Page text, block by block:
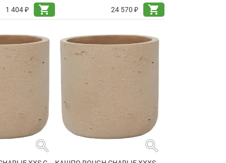
1 404 ₽
shopping_cart
24 570 ₽
shopping_cart
search search